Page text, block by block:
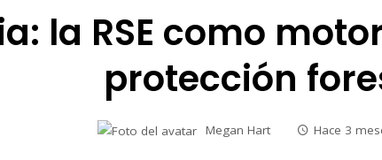
la RSE como
protección
Megan Hart Hace 3